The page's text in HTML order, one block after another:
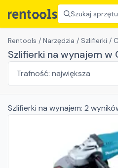
Szukaj
Rentools / Narzędzia / Szlifierki /
Szlifierki na wynajem
Szlifierki na wynajem: 2